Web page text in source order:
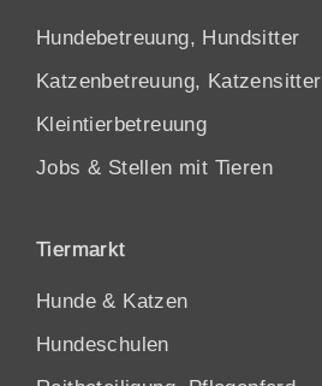
Hundebetreuung, Hundsitter
Katzenbetreuung, Katzensitter
Kleintierbetreuung
Jobs & Stellen mit Tieren
Tiermarkt
Hunde & Katzen
Hundeschulen